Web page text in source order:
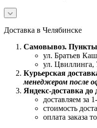
Доставка в Челябинске
Самовывоз. Пункты
ул. Братьев
ул. Цвиллинга,
Курьерская
менеджером после
Яндекс-доставка
доставляем за
стоимость
оплата заказа